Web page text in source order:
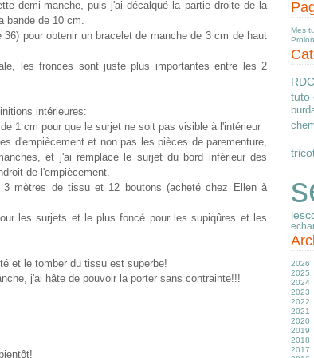
demi-manche, puis j'ai décalqué la partie droite de la
bande de 10 cm.
pour obtenir un bracelet de manche de 3 cm de haut
les fronces sont juste plus importantes entre les 2
intérieures:
1 cm pour que le surjet ne soit pas visible à l'intérieur
d'empiècement et non pas les pièces de parementure,
et j'ai remplacé le surjet du bord inférieur des
de l'empiècement.
mètres de tissu et 12 boutons (acheté chez Ellen à
les surjets et le plus foncé pour les supiqûres et les
et le tomber du tissu est superbe!
j'ai hâte de pouvoir la porter sans contrainte!!!
Mes
RDC
tuto
2026
2025
2024
2023
2022
2021
2020
2019
2018
2017